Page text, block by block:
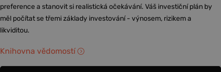
preference a stanovit si realistická očekávání. Váš investiční plán by
měl počítat se třemi základy investování - výnosem, rizikem a
likviditou.
Knihovna vědomostí